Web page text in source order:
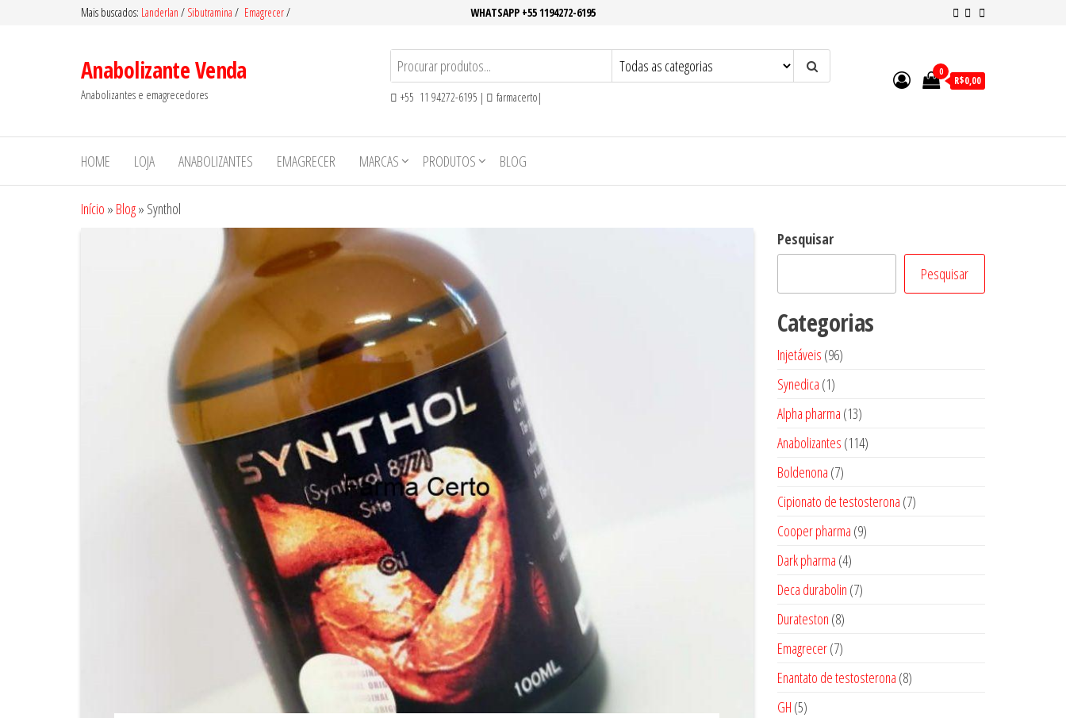
Mais buscados: Landerlan / Sibutramina / Emagrecer/ WHATSAPP +55 1194272-6195
Anabolizante Venda
Anabolizantes e emagrecedores +55 11 94272-6195 | farmacerto|
0
R$0,00
HOME LOJA ANABOLIZANTES EMAGRECER MARCAS PRODUTOS BLOG
Início » Blog» Synthol
Pesquisar
Pesquisar
Categorias
Injetáveis 9696
Synedica 11
produto
Alpha pharma 1313
produtos
Anabolizantes 114114
Boldenona 77
produtos
Cipionato de testosterona 77
Cooper pharma 99
Dark pharma 44
produtos
Deca durabolin 77
Durateston 88
produtos
Emagrecer 77
produtos
Enantato de testosterona 88
GH 55